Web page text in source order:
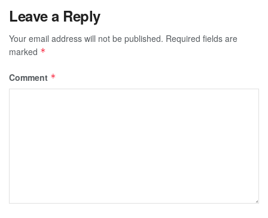
Leave a Reply
Your email address will not be published. Required fields are
marked *
Comment *